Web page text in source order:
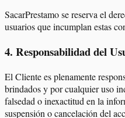
SacarPrestamo se reserva el
usuarios que incumplan estas
4. Responsabilidad del
El Cliente es plenamente
brindados y por cualquier uso
falsedad o inexactitud en la
suspensión o cancelación del